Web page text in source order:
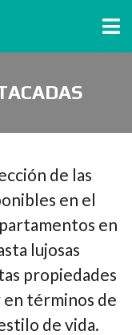
de las
en el
en
lujosas
propiedades
términos de
de vida.